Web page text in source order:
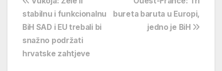
objava
bureta baruta u Europi,
jedno je BiH
stabilnu i funkcionalnu
BiH SAD i EU trebali bi
snažno podržati
hrvatske zahtjeve